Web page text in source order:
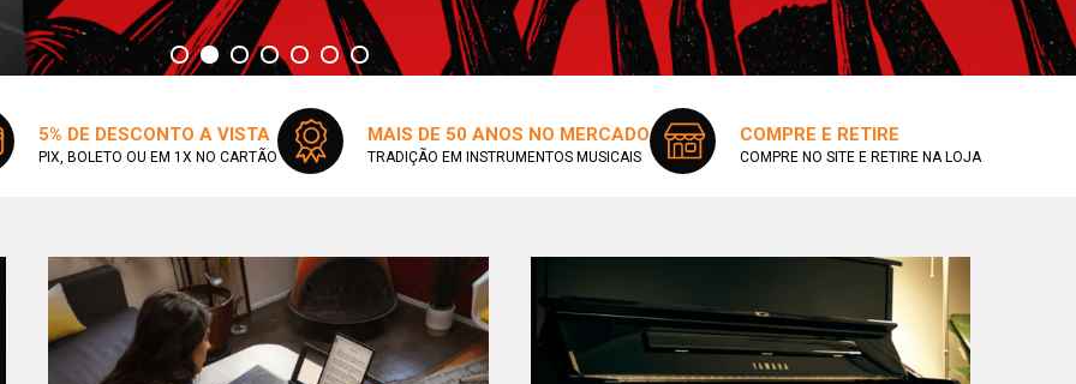
5% DE DESCONTO A VISTA
PIX, BOLETO OU EM 1X NO CARTÃO
MAIS DE 50 ANOS NO MERCADO
TRADIÇÃO EM INSTRUMENTOS MUSICAIS
COMPRE E RETIRE
COMPRE NO SITE E RETIRE NA LOJA